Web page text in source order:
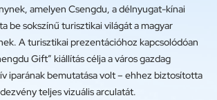
amelyen Csengdu, a délnyugat-kínai
be sokszínű turisztikai világát a magyar
A turisztikai prezentációhoz kapcsolódóan
Gift” kiállítás célja a város gazdag
iparának bemutatása volt – ehhez biztosította
teljes vizuális arculatát.